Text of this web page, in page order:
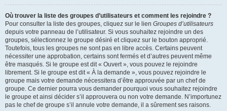
Où trouver la liste des groupes d’utilisateurs et comment les rejoindre ?
Pour consulter la liste des groupes, cliquez sur le lien Groupes d’utilisateurs
depuis votre panneau de l’utilisateur. Si vous souhaitez rejoindre un des
groupes, sélectionnez le groupe désiré et cliquez sur le bouton approprié.
Toutefois, tous les groupes ne sont pas en libre accès. Certains peuvent
nécessiter une approbation, certains sont fermés et d’autres peuvent même
être masqués. Si le groupe est dit « Ouvert », vous pouvez le rejoindre
librement. Si le groupe est dit « À la demande », vous pouvez rejoindre le
groupe mais votre demande nécessitera d’être approuvée par un chef de
groupe. Ce dernier pourra vous demander pourquoi vous souhaitez rejoindre
le groupe et ainsi décider s’il approuvera ou non votre demande. N’importunez
pas le chef de groupe s’il annule votre demande, il a sûrement ses raisons.